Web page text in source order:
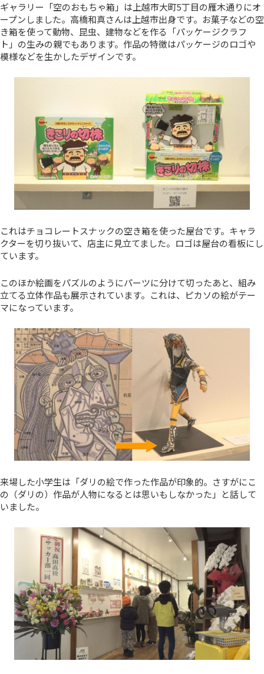
ギャラリー「空のおもちゃ箱」は上越市大町5丁目の雁木通りにオ
ープンしました。高橋和真さんは上越市出身です。お菓子などの空
き箱を使って動物、昆虫、建物などを作る「パッケージクラフ
ト」の生みの親でもあります。作品の特徴はパッケージのロゴや
模様などを生かしたデザインです。
これはチョコレートスナックの空き箱を使った屋台です。キャラ
クターを切り抜いて、店主に見立てました。ロゴは屋台の看板にし
ています。
このほか絵画をパズルのようにパーツに分けて切ったあと、組み
立てる立体作品も展示されています。これは、ピカソの絵がテー
マになっています。
来場した小学生は「ダリの絵で作った作品が印象的。さすがにこ
の（ダリの）作品が人物になるとは思いもしなかった」と話して
いました。